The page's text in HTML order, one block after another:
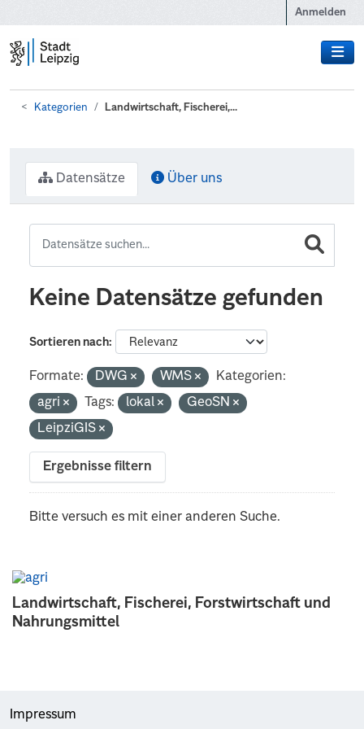
Anmelden
Kategorien Landwirtschaft, Fischerei,...
Landwirtschaft, Fischerei, Forstwirtschaft und
Nahrungsmittel
Datensätze Über uns
Keine Datensätze gefunden
Sortieren nach
Formate: DWG WMS
Kategorien:
agri
Tags: lokal
GeoSN
LeipziGIS
Ergebnisse filtern
Bitte versuch es mit einer anderen Suche.
Impressum